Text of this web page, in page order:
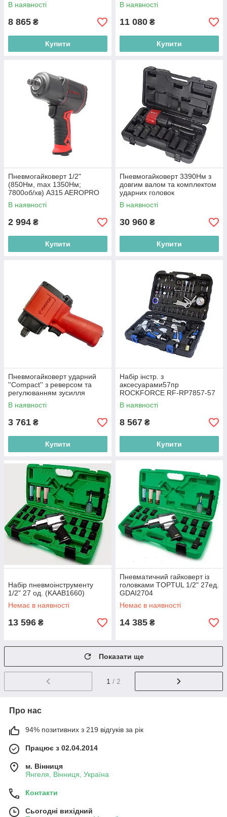
В наявності
8 865 ₴
Купити
В наявності
11 080 ₴
Купити
Пневмогайковерт 1/2"
(850Нм, max 1350Нм;
7800об/хв) A315 AEROPRO
В наявності
2 994 ₴
Купити
Пневмогайковерт 3390Нм з
довгим валом та комплектом
ударних головок
В наявності
30 960 ₴
Купити
Пневмогайковерт ударний
''Compact'' з реверсом та
регулюванням зусилля
1/2''(650Hм, 9800 об/хв,
6.3bar, 226 л/хв, 1.9кг) F-
В наявності
3 761 ₴
Купити
Набір інстр. з
аксесуарами57пр
ROCKFORCE RF-RP7857-57
В наявності
8 567 ₴
Купити
Набір пневмоінструменту
1/2" 27 од. (KAAB1660)
Немає в наявності
13 596 ₴
Пневматичний гайковерт із
головками TOPTUL 1/2" 27ед.
GDAI2704
Немає в наявності
14 385 ₴
Показати ще
1 / 2
Про нас
94% позитивних з 219 відгуків за рік
Працює з 02.04.2014
м. Вінниця
Янгеля, Вінниця, Україна
Контакти
Сьогодні вихідний